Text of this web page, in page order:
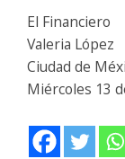
El Financiero
Valeria López
Ciudad de
Miércoles 13